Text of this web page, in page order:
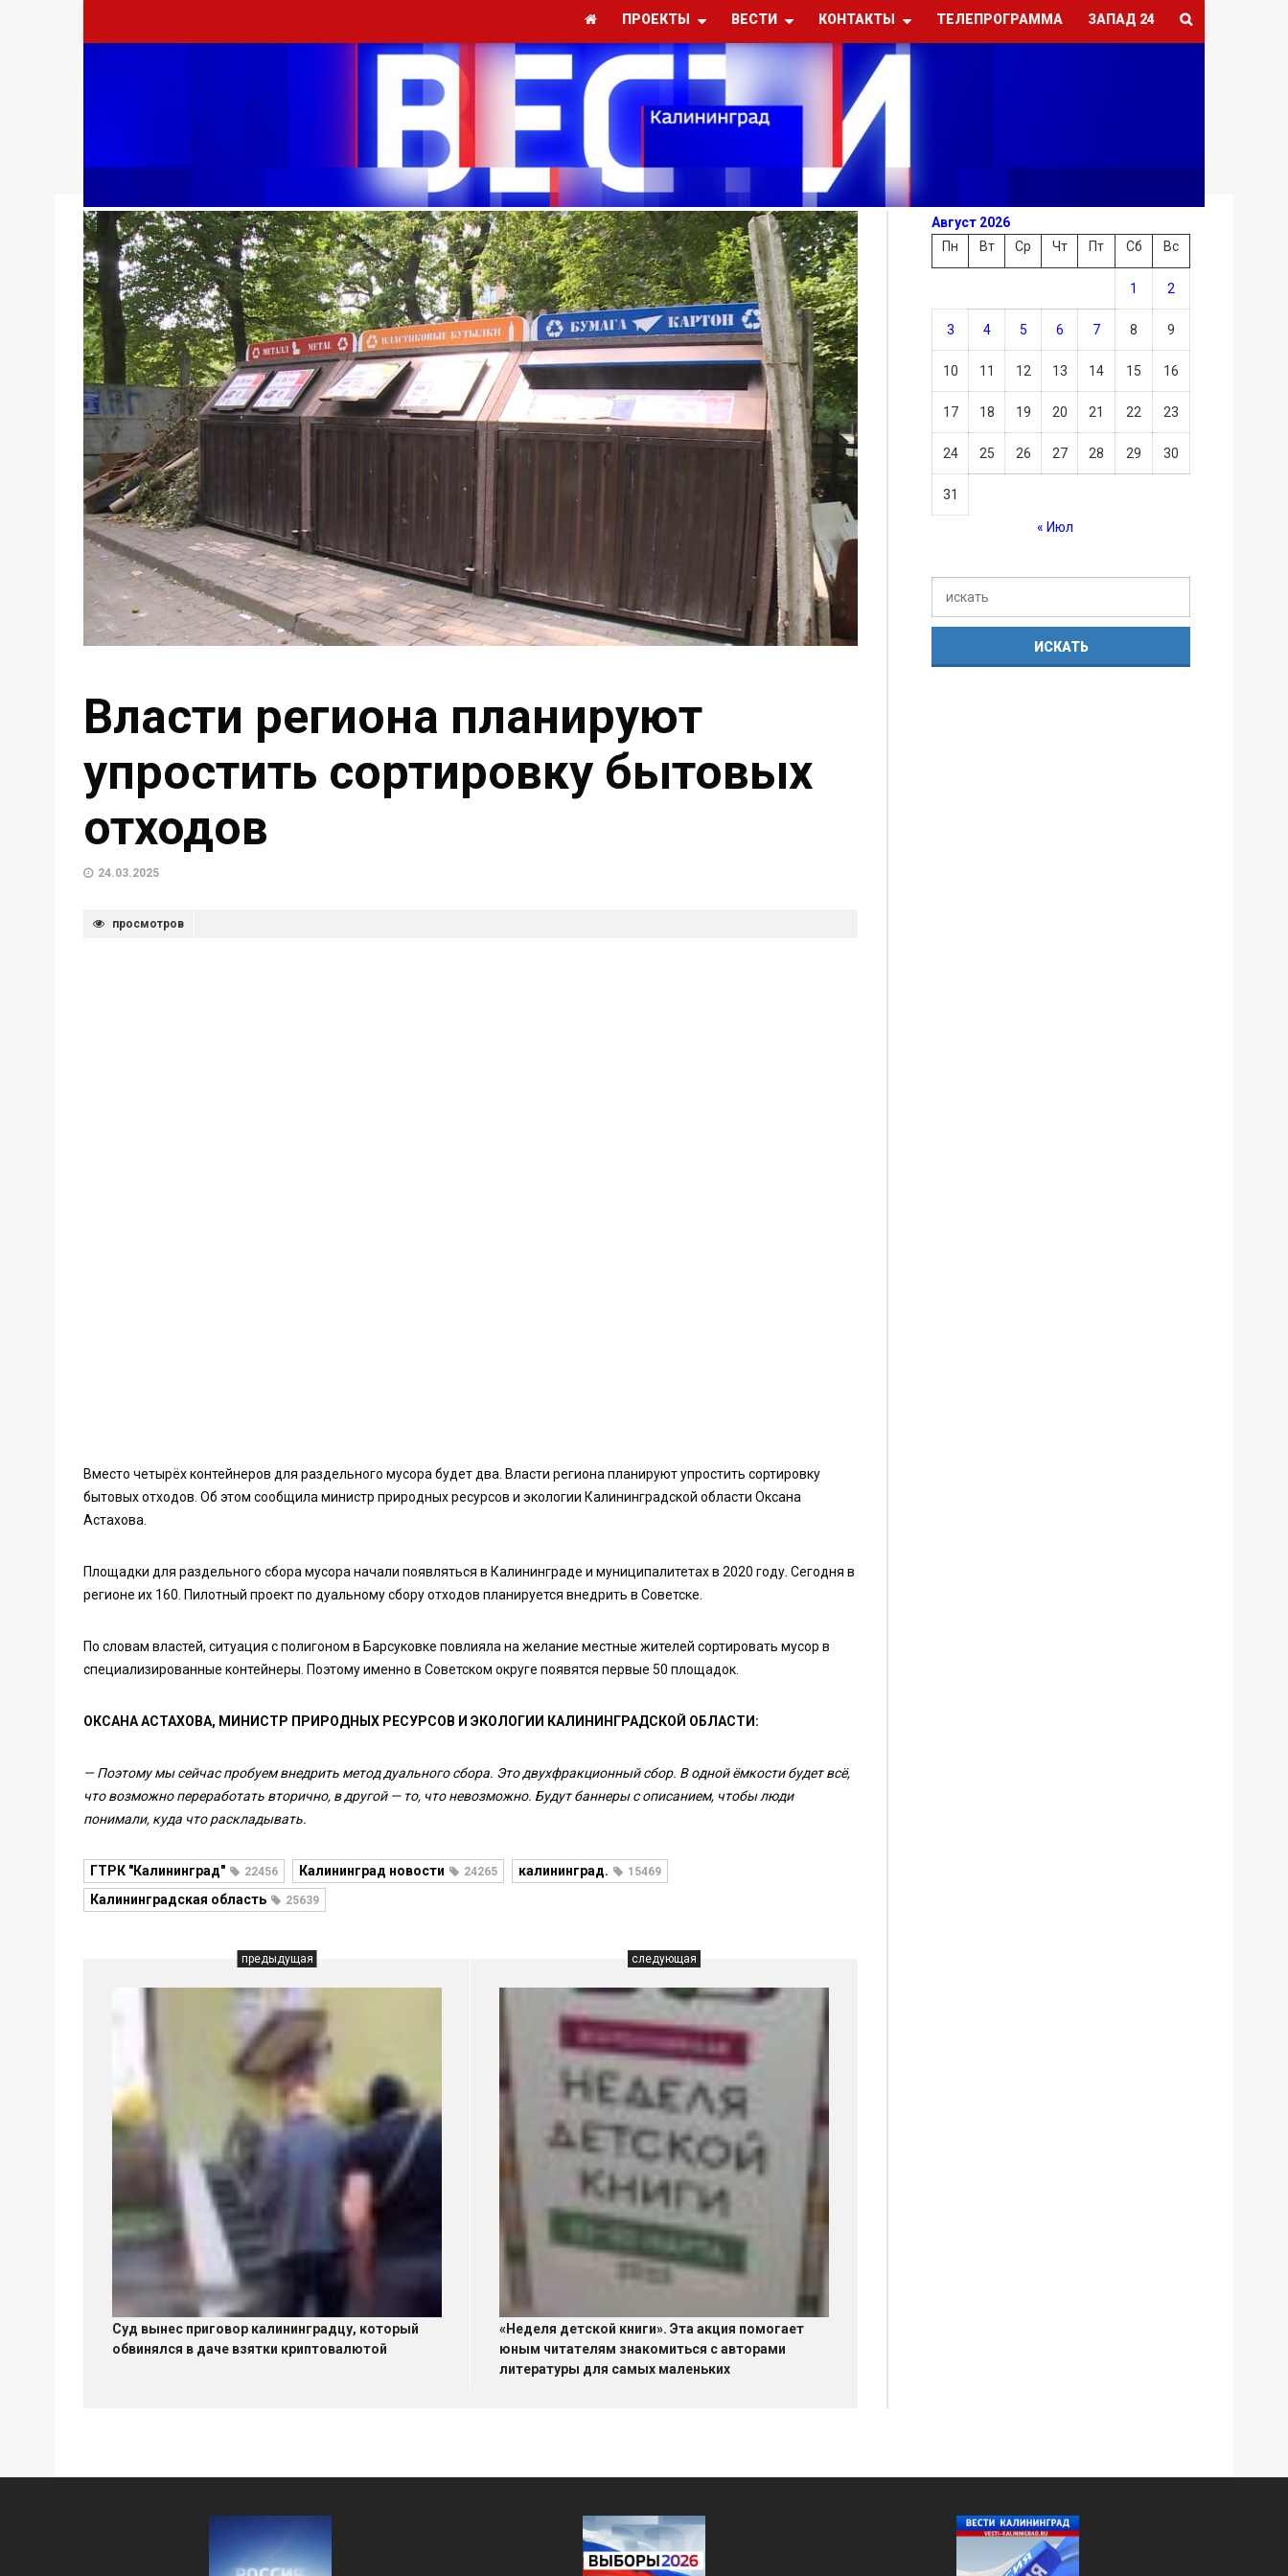
ПРОЕКТЫ ВЕСТИ КОНТАКТЫ ТЕЛЕПРОГРАММА ЗАПАД 24
Власти региона планируют
упростить сортировку бытовых
отходов
24.03.2025
просмотров
Вместо четырёх контейнеров для раздельного мусора будет два. Власти региона планируют упростить сортировку
бытовых отходов. Об этом сообщила министр природных ресурсов и экологии Калининградской области Оксана
Астахова.
Площадки для раздельного сбора мусора начали появляться в Калининграде и муниципалитетах в 2020 году. Сегодня в
регионе их 160. Пилотный проект по дуальному сбору отходов планируется внедрить в Советске.
По словам властей, ситуация с полигоном в Барсуковке повлияла на желание местные жителей сортировать мусор в
специализированные контейнеры. Поэтому именно в Советском округе появятся первые 50 площадок.
ОКСАНА АСТАХОВА, МИНИСТР ПРИРОДНЫХ РЕСУРСОВ И ЭКОЛОГИИ КАЛИНИНГРАДСКОЙ ОБЛАСТИ:
— Поэтому мы сейчас пробуем внедрить метод дуального сбора. Это двухфракционный сбор. В одной ёмкости будет всё,
что возможно переработать вторично, в другой — то, что невозможно. Будут баннеры с описанием, чтобы люди
понимали, куда что раскладывать.
ГТРК "Калининград" 22456 Калининград новости 24265 калининград. 15469
Калининградская область 25639
предыдущая
Суд вынес приговор калининградцу, который
обвинялся в даче взятки криптовалютой
следующая
«Неделя детской книги». Эта акция помогает
юным читателям знакомиться с авторами
литературы для самых маленьких
Август 2026
Пн
Вт Ср Чт Пт Сб Вс
1 2
3 4 5 6 7 8 9
10 11 12 13 14 15 16
17 18 19 20 21 22 23
24 25 26 27 28 29 30
31
« Июл